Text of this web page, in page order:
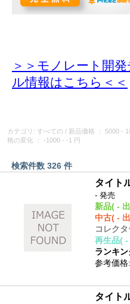
＞＞モノレート開
ル情報はこちら＜＜
カテゴリ: すべての / 新品価格 ： 5000 -
格の変化
： -1000 - -1 円
検索件数 326 件
タイト
- 発売
新品( -
中古( -
コレク
再生品( -
ランキ
参考価格:
タイト